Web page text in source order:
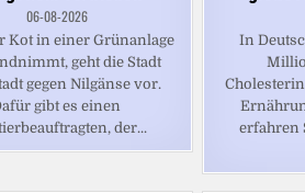
06-08-2026
Kot in einer Grünanlage
geht die Stadt
gegen Nilgänse vor.
gibt es einen
der...
In
erfahren